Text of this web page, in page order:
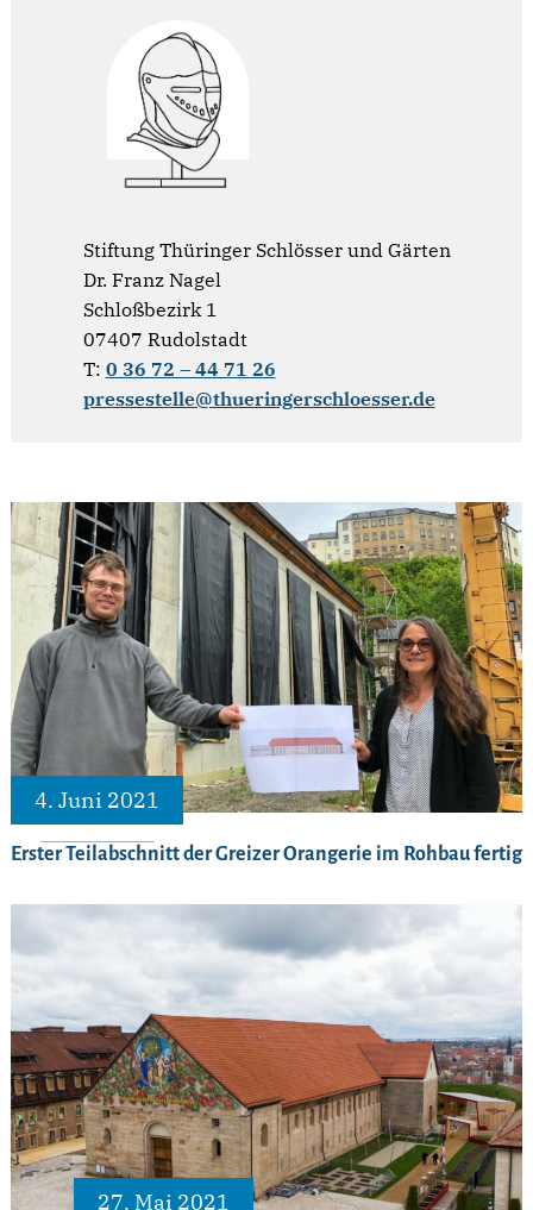
Stiftung Thüringer Schlösser und Gärten
Dr. Franz Nagel
Schloßbezirk 1
07407 Rudolstadt
T: 0 36 72 – 44 71 26
pressestelle@thueringerschloesser.de
4. Juni 2021
Erster Teilabschnitt der Greizer Orangerie im Rohbau fertig
27. Mai 2021